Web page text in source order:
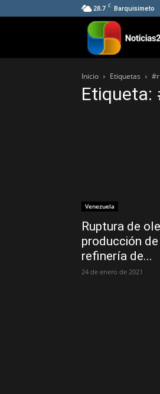
28.7 C Barquisimeto
Inicio Etiquetas
Etiqueta:
Venezuela
Ruptura de
producción
refinería de...
24 de enero de 2021